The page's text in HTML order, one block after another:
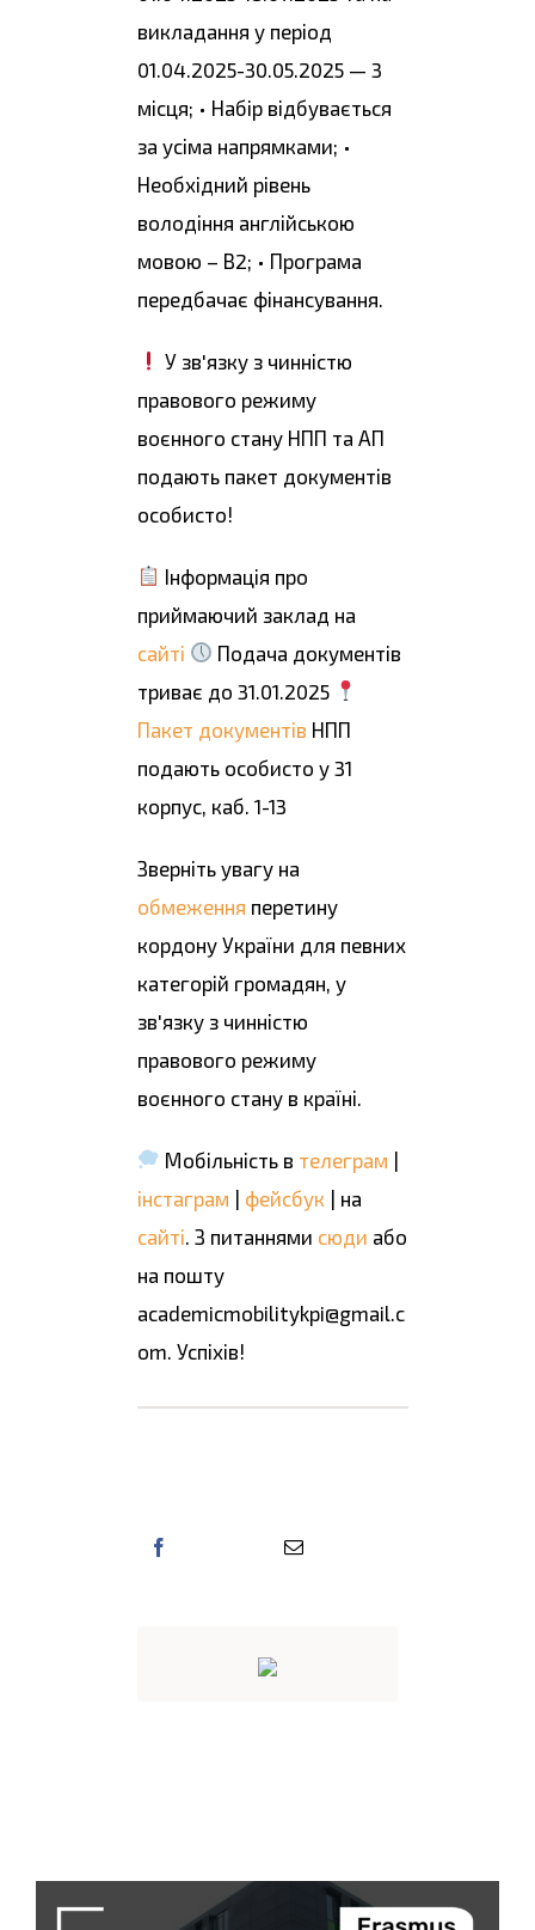
викладання у період
01.04.2025-30.05.2025 — 3
місця; • Набір відбувається
за усіма напрямками; •
Необхідний рівень
володіння англійською
мовою – В2; • Програма
передбачає фінансування.
У зв'язку з чинністю
правового режиму
воєнного стану НПП та АП
подають пакет документів
особисто!
Інформація про
приймаючий заклад на
сайті
Подача документів
триває до 31.01.2025
Пакет документів НПП
подають особисто у 31
корпус, каб. 1-13
Зверніть увагу на
обмеження перетину
кордону України для певних
категорій громадян, у
зв'язку з чинністю
правового режиму
воєнного стану в країні.
Мобільність в телеграм |
інстаграм | фейсбук | на
сайті . З питаннями сюди або
на пошту
academicmobilitykpi@gmail.c
om. Успіхів!